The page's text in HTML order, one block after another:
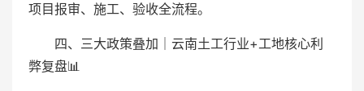
项目报审、施工、验收全流程。
四、三大政策叠加｜云南土工行业+工地核心利
弊复盘📊